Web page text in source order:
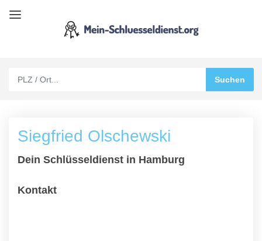
Siegfried Olschewski
Dein Schlüsseldienst in Hamburg
Kontakt